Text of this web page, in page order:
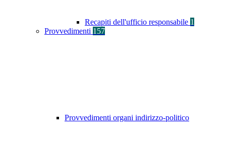
Recapiti dell'ufficio responsabile 1
Provvedimenti 157
Provvedimenti organi indirizzo-politico